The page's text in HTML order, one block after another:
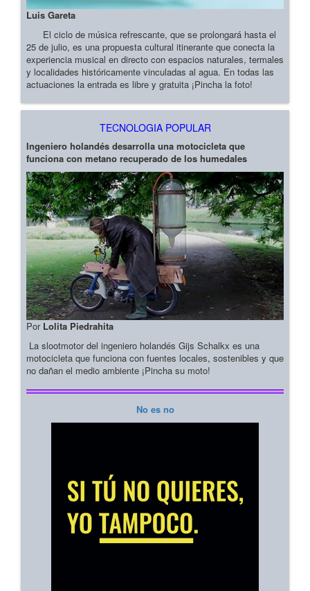
Luis Gareta
El ciclo de música refrescante, que se prolongará hasta el
25 de julio, es una propuesta cultural itinerante que conecta la
experiencia musical en directo con espacios naturales, termales
y localidades históricamente vinculadas al agua. En todas las
actuaciones la entrada es libre y gratuita ¡Pincha la foto!
TECNOLOGIA POPULAR
Ingeniero holandés desarrolla una motocicleta que
funciona con metano recuperado de los humedales
Por Lolita Piedrahita
La slootmotor del ingeniero holandés Gijs Schalkx es una
motocicleta que funciona con fuentes locales, sostenibles y que
no dañan el medio ambiente ¡Pincha su moto!
No es no